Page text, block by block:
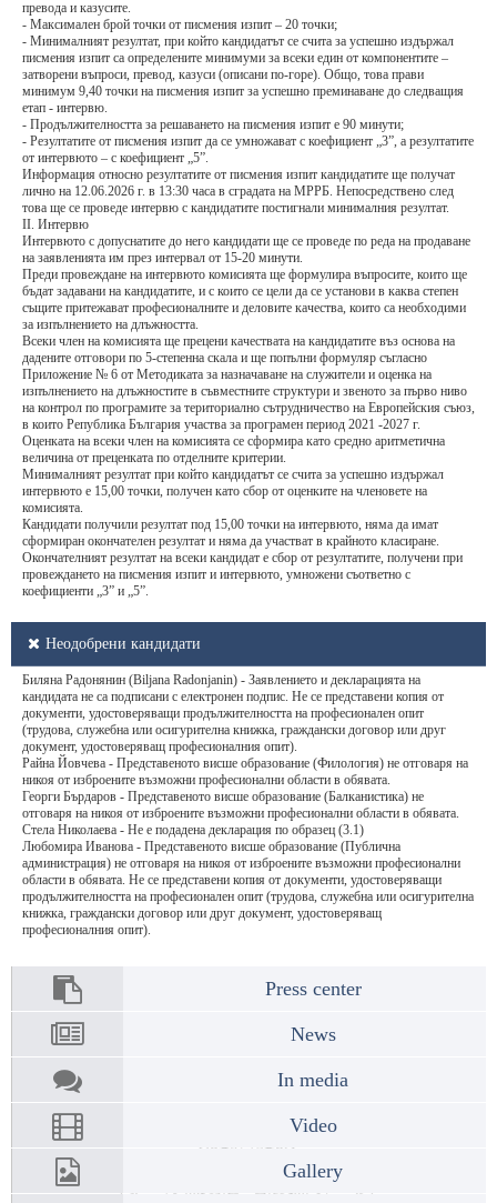
превода и казусите.
- Максимален брой точки от писмения изпит – 20 точки;
- Минималният резултат, при който кандидатът се счита за успешно издържал
писмения изпит са определените минимуми за всеки един от компонентите –
затворени въпроси, превод, казуси (описани по-горе). Общо, това прави
минимум 9,40 точки на писмения изпит за успешно преминаване до следващия
етап - интервю.
- Продължителността за решаването на писмения изпит е 90 минути;
- Резултатите от писмения изпит да се умножават с коефициент „3”, а резултатите
от интервюто – с коефициент „5”.
Информация относно резултатите от писмения изпит кандидатите ще получат
лично на 12.06.2026 г. в 13:30 часа в сградата на МРРБ. Непосредствено след
това ще се проведе интервю с кандидатите постигнали минималния резултат.
ІІ. Интервю
Интервюто с допуснатите до него кандидати ще се проведе по реда на продаване
на заявленията им през интервал от 15-20 минути.
Преди провеждане на интервюто комисията ще формулира въпросите, които ще
бъдат задавани на кандидатите, и с които се цели да се установи в каква степен
същите притежават професионалните и деловите качества, които са необходими
за изпълнението на длъжността.
Всеки член на комисията ще прецени качествата на кандидатите въз основа на
дадените отговори по 5-степенна скала и ще попълни формуляр съгласно
Приложение № 6 от Методиката за назначаване на служители и оценка на
изпълнението на длъжностите в съвместните структури и звеното за първо ниво
на контрол по програмите за териториално сътрудничество на Европейския съюз,
в които Република България участва за програмен период 2021 -2027 г.
Оценката на всеки член на комисията се сформира като средно аритметична
величина от преценката по отделните критерии.
Минималният резултат при който кандидатът се счита за успешно издържал
интервюто е 15,00 точки, получен като сбор от оценките на членовете на
комисията.
Кандидати получили резултат под 15,00 точки на интервюто, няма да имат
сформиран окончателен резултат и няма да участват в крайното класиране.
Окончателният резултат на всеки кандидат е сбор от резултатите, получени при
провеждането на писмения изпит и интервюто, умножени съответно с
коефициенти „3” и „5”.
Неодобрени кандидати
Биляна Радонянин (Biljana Radonjanin) - Заявлението и декларацията на
кандидата не са подписани с електронен подпис. Не се представени копия от
документи, удостоверяващи продължителността на професионален опит
(трудова, служебна или осигурителна книжка, граждански договор или друг
документ, удостоверяващ професионалния опит).
Райна Йовчева - Представеното висше образование (Филология) не отговаря на
никоя от изброените възможни професионални области в обявата.
Георги Бърдаров - Представеното висше образование (Балканистика) не
отговаря на никоя от изброените възможни професионални области в обявата.
Стела Николаева - Не е подадена декларация по образец (3.1)
Любомира Иванова - Представеното висше образование (Публична
администрация) не отговаря на никоя от изброените възможни професионални
области в обявата. Не се представени копия от документи, удостоверяващи
продължителността на професионален опит (трудова, служебна или осигурителна
книжка, граждански договор или друг документ, удостоверяващ
професионалния опит).
Press center
News
In media
Video
Gallery